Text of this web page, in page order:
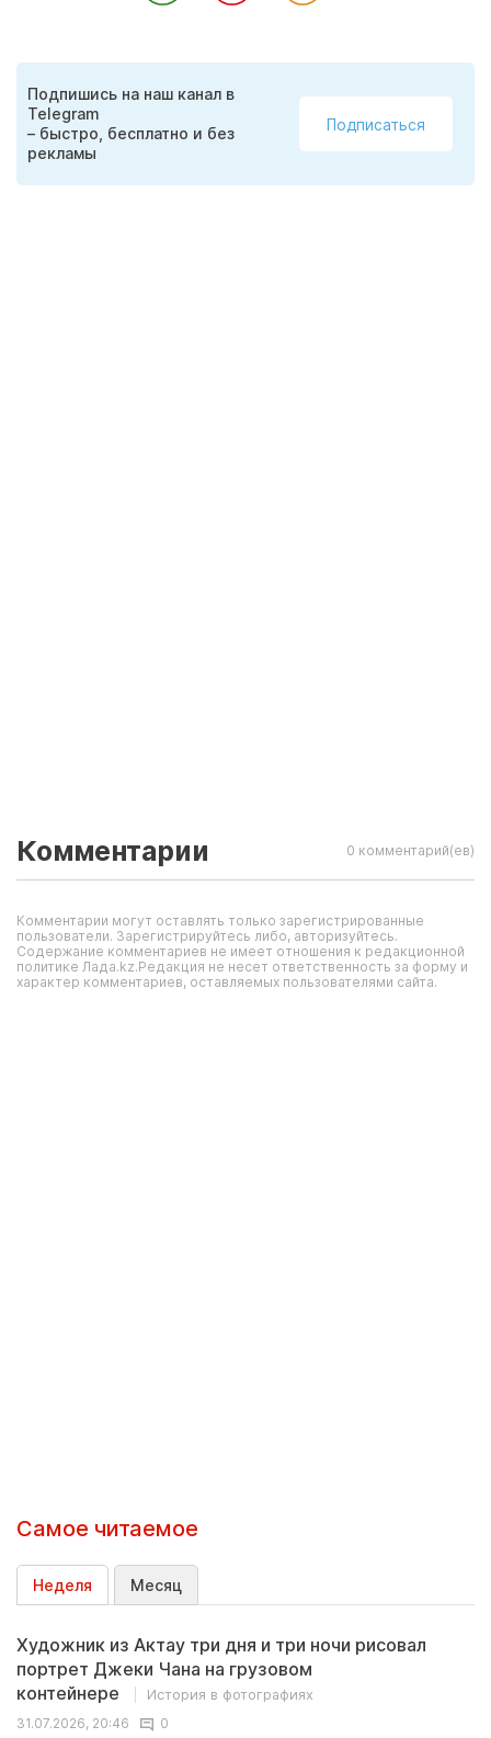
Подпишись на наш канал в
Telegram
– быстро, бесплатно и без
рекламы
Подписаться
Комментарии 0 комментарий(ев)
Комментарии могут оставлять только зарегистрированные
пользователи. Зарегистрируйтесь либо, авторизуйтесь.
Содержание комментариев не имеет отношения к редакционной
политике Лада.kz.Редакция не несет ответственность за форму и
характер комментариев, оставляемых пользователями сайта.
Самое читаемое
Неделя Месяц
Художник из Актау три дня и три ночи рисовал
портрет Джеки Чана на грузовом
контейнере
История в фотографиях
31.07.2026, 20:46
0